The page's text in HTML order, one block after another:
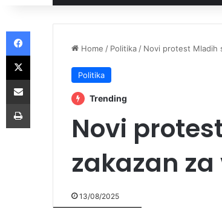
Home / Politika / Novi protest Mladih
Politika
Trending
Novi
zakazan
13/08/2025
Facebook
X
Share via Email